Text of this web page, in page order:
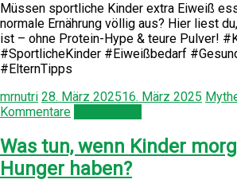
Müssen sportliche Kinder extra Eiweiß
normale Ernährung völlig aus? Hier liest
ist – ohne Protein-Hype & teure Pulver!
#SportlicheKinder #Eiweißbedarf
#ElternTipps
mrnutri 28. März 202516. März 2025
Kommentare
Was tun, wenn Kinder
Hunger haben?